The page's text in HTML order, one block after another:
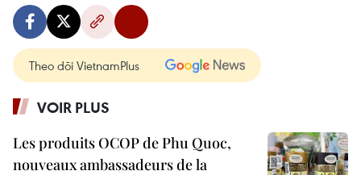
Theo dõi VietnamPlus
VOIR PLUS
Les produits OCOP de Phu Quoc,
nouveaux ambassadeurs de la